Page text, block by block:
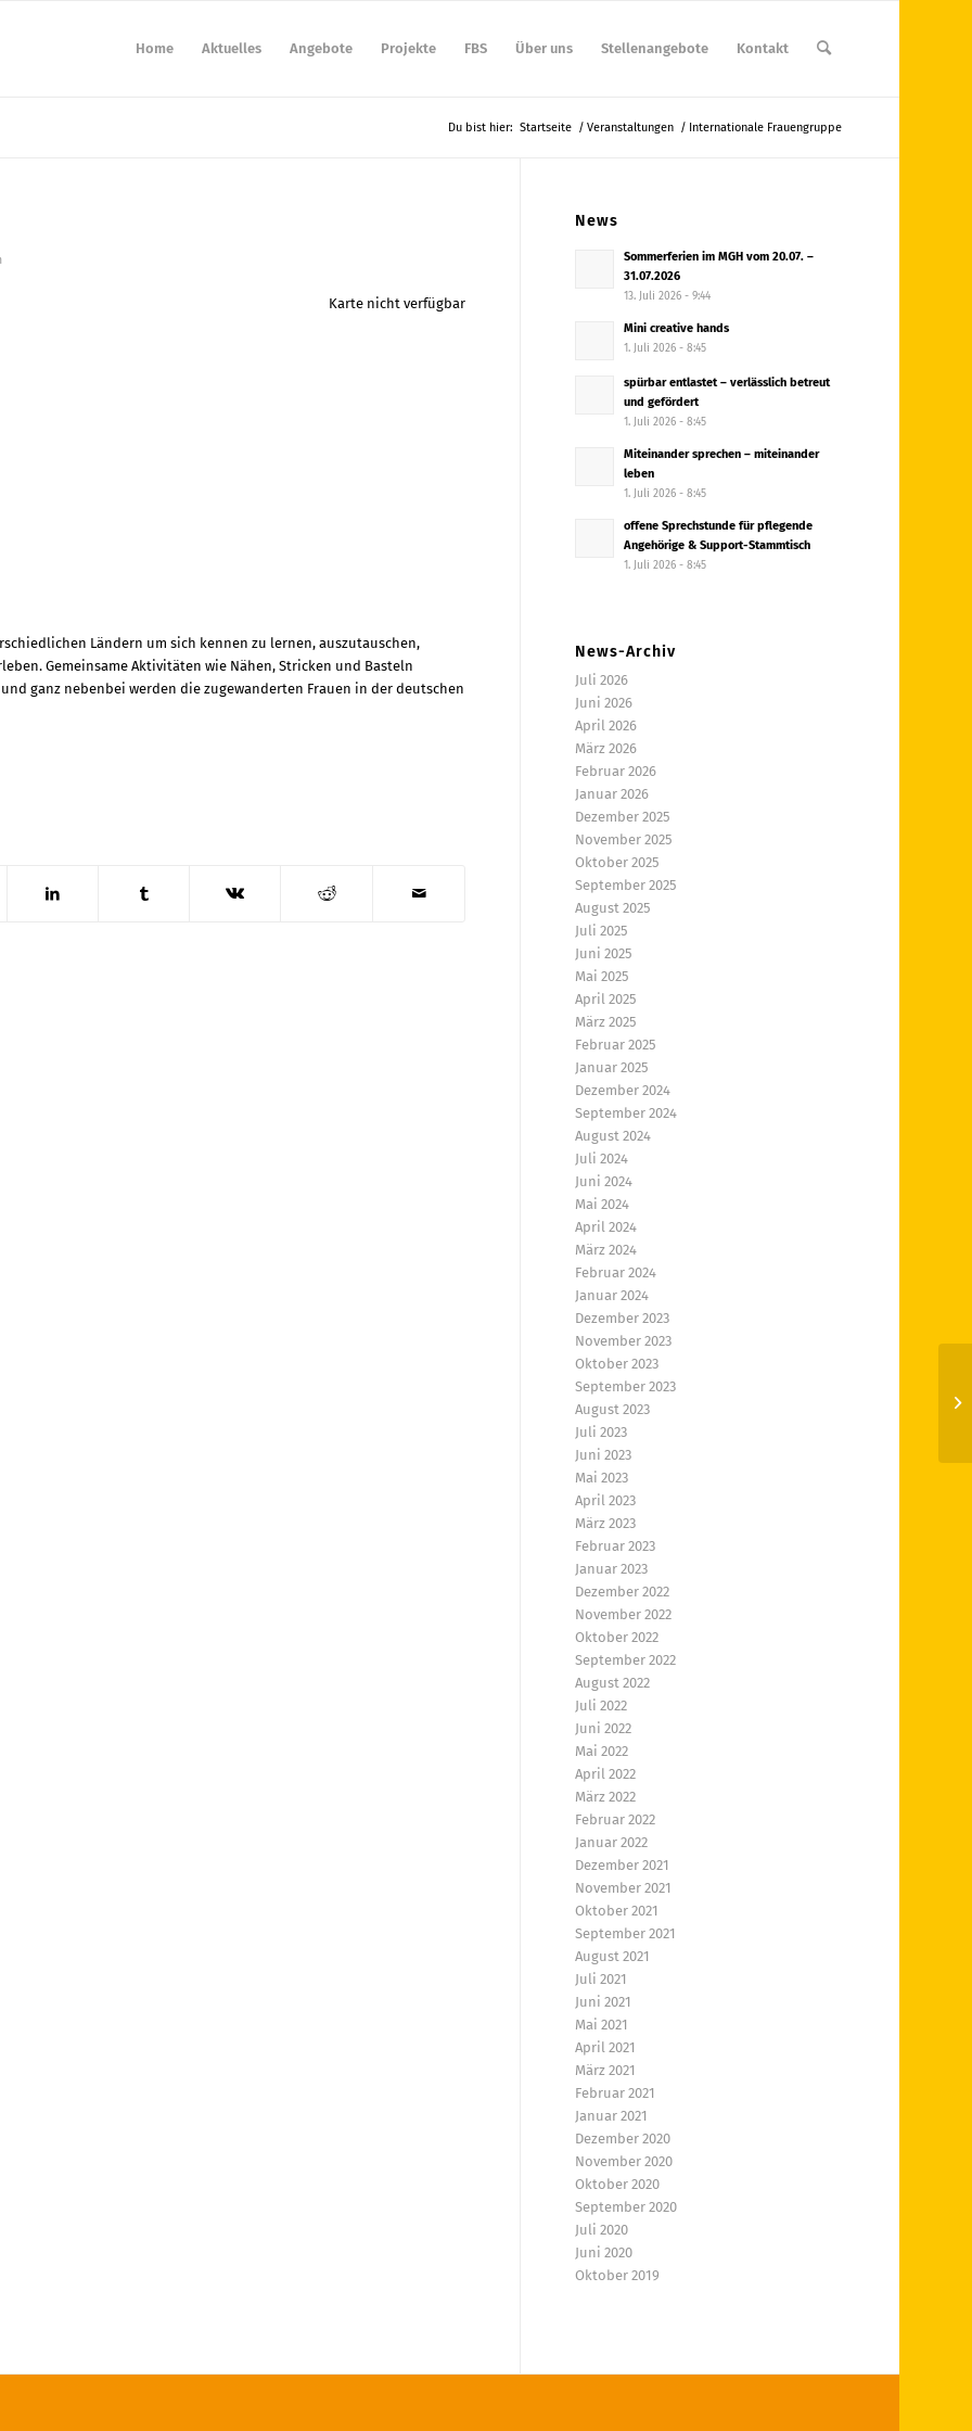
Home Aktuelles Angebote Projekte FBS Über uns Stellenangebote Kontakt
Du bist hier: Startseite / Veranstaltungen / Internationale Frauengruppe
Karte nicht verfügbar
Ländern um sich kennen zu lernen, auszutauschen,
Gemeinsame Aktivitäten wie Nähen, Stricken und Basteln
ganz nebenbei werden die zugewanderten Frauen in der deutschen
News
Sommerferien im MGH vom 20.07. –
31.07.2026
13. Juli 2026 - 9:44
Mini creative hands
1. Juli 2026 - 8:45
spürbar entlastet – verlässlich betreut
und gefördert
1. Juli 2026 - 8:45
Miteinander sprechen – miteinander
leben
1. Juli 2026 - 8:45
offene Sprechstunde für pflegende
Angehörige & Support-Stammtisch
1. Juli 2026 - 8:45
News-Archiv
Juli 2026
Juni 2026
April 2026
März 2026
Februar 2026
Januar 2026
Dezember 2025
November 2025
Oktober 2025
September 2025
August 2025
Juli 2025
Juni 2025
Mai 2025
April 2025
März 2025
Februar 2025
Januar 2025
Dezember 2024
September 2024
August 2024
Juli 2024
Juni 2024
Mai 2024
April 2024
März 2024
Februar 2024
Januar 2024
Dezember 2023
November 2023
Oktober 2023
September 2023
August 2023
Juli 2023
Juni 2023
Mai 2023
April 2023
März 2023
Februar 2023
Januar 2023
Dezember 2022
November 2022
Oktober 2022
September 2022
August 2022
Juli 2022
Juni 2022
Mai 2022
April 2022
März 2022
Februar 2022
Januar 2022
Dezember 2021
November 2021
Oktober 2021
September 2021
August 2021
Juli 2021
Juni 2021
Mai 2021
April 2021
März 2021
Februar 2021
Januar 2021
Dezember 2020
November 2020
Oktober 2020
September 2020
Juli 2020
Juni 2020
Oktober 2019